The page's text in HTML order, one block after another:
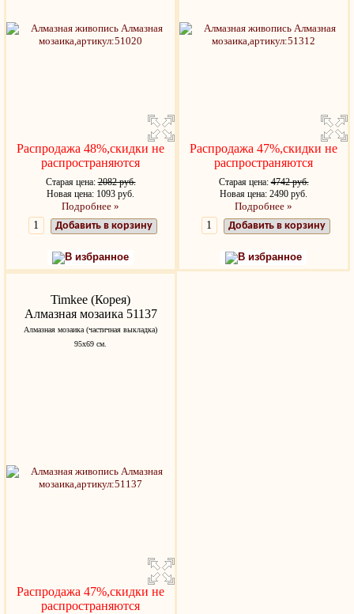
Распродажа 48%,скидки не
распространяются
Старая цена:2082 руб.
Новая цена: 1093 руб.
Подробнее »
Добавить в корзину
В избранное
Распродажа 47%,скидки не
распространяются
Старая цена:4742 руб.
Новая цена: 2490 руб.
Подробнее »
Добавить в корзину
В избранное
Timkee (Корея)
Алмазная мозаика 51137
Алмазная мозаика (частичная выкладка)
95х69 см.
Распродажа 47%,скидки не
распространяются